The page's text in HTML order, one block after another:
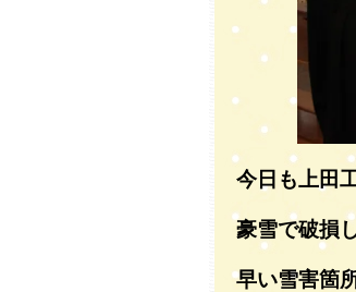
今日も上田
豪雪で破損
早い雪害箇